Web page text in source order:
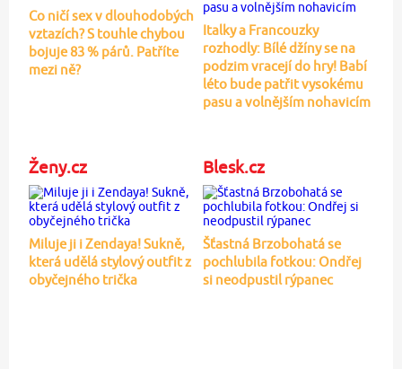
Co ničí sex v dlouhodobých
vztazích? S touhle chybou
bojuje 83 % párů. Patříte
mezi ně?
Italky a Francouzky
rozhodly: Bílé džíny se na
podzim vracejí do hry! Babí
léto bude patřit vysokému
pasu a volnějším nohavicím
Ženy.cz
Miluje ji i Zendaya! Sukně,
která udělá stylový outfit z
obyčejného trička
Blesk.cz
Šťastná Brzobohatá se
pochlubila fotkou: Ondřej
si neodpustil rýpanec